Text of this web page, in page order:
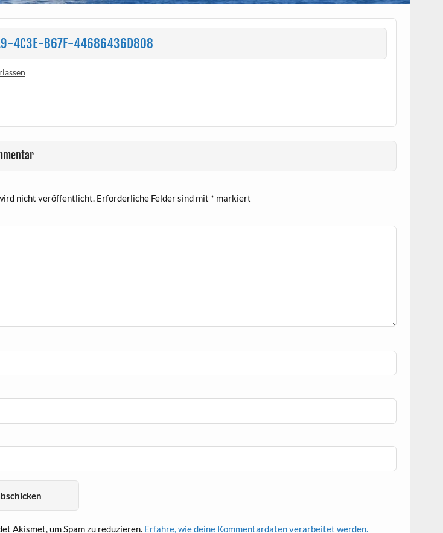
4C3E-B67F-44686436D808
nicht veröffentlicht. Erforderliche Felder sind mit * markiert
Akismet, um Spam zu reduzieren. Erfahre, wie deine Kommentardaten verarbeitet werden.